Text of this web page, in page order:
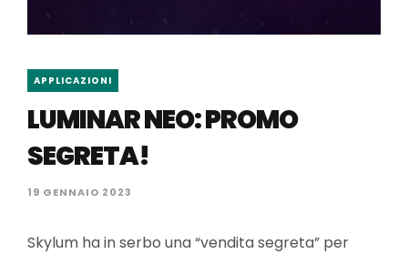
APPLICAZIONI
LUMINAR NEO: PROMO
SEGRETA!
19 GENNAIO 2023
Skylum ha in serbo una “vendita segreta” per